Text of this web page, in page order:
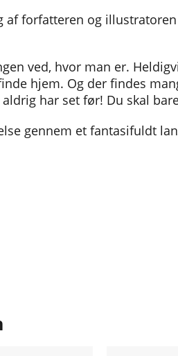
af forfatteren og
ved, hvor man er.
hjem. Og der findes
har set før! Du skal
gennem et fantasifuldt